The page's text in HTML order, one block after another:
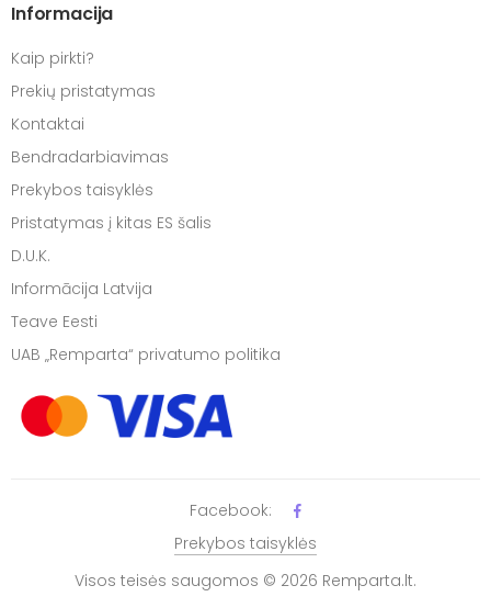
Informacija
Kaip pirkti?
Prekių pristatymas
Kontaktai
Bendradarbiavimas
Prekybos taisyklės
Pristatymas į kitas ES šalis
D.U.K.
Informācija Latvija
Teave Eesti
UAB „Remparta“ privatumo politika
Visos teisės saugomos © 2026 Remparta.lt.
Prekybos taisyklės
Facebook: